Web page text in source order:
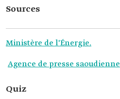
Sources
Ministère de l'Énergie.
Agence de presse saoudienne
Quiz